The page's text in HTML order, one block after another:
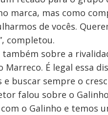
marca, mas como
de vocês.
completou.
sobre a
Marreco. É legal essa
e buscar sempre o
falou sobre o
com o Galinho e